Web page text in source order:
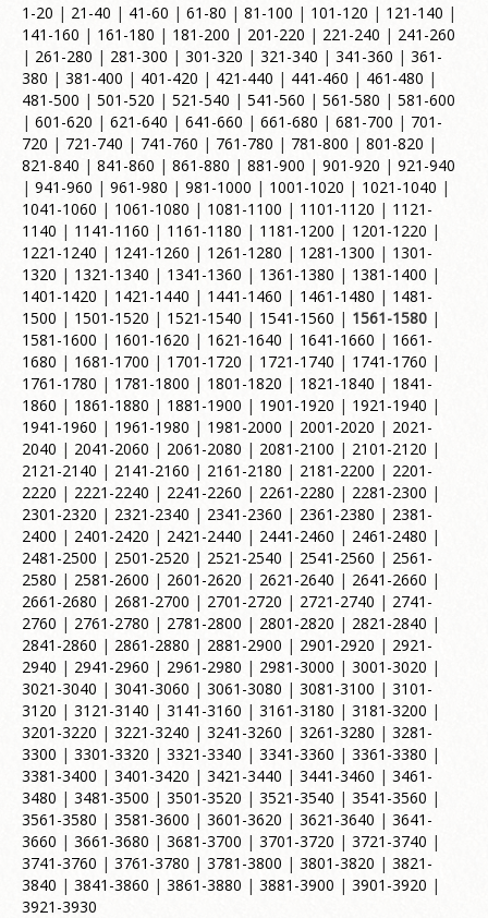
1-20 | 21-40 | 41-60 | 61-80 | 81-100 | 101-120 | 121-140 |
141-160 | 161-180 | 181-200 | 201-220 | 221-240 | 241-260
| 261-280 | 281-300 | 301-320 | 321-340 | 341-360 | 361-
380 | 381-400 | 401-420 | 421-440 | 441-460 | 461-480 |
481-500 | 501-520 | 521-540 | 541-560 | 561-580 | 581-600
| 601-620 | 621-640 | 641-660 | 661-680 | 681-700 | 701-
720 | 721-740 | 741-760 | 761-780 | 781-800 | 801-820 |
821-840 | 841-860 | 861-880 | 881-900 | 901-920 | 921-940
| 941-960 | 961-980 | 981-1000 | 1001-1020 | 1021-1040 |
1041-1060 | 1061-1080 | 1081-1100 | 1101-1120 | 1121-
1140 | 1141-1160 | 1161-1180 | 1181-1200 | 1201-1220 |
1221-1240 | 1241-1260 | 1261-1280 | 1281-1300 | 1301-
1320 | 1321-1340 | 1341-1360 | 1361-1380 | 1381-1400 |
1401-1420 | 1421-1440 | 1441-1460 | 1461-1480 | 1481-
1500 | 1501-1520 | 1521-1540 | 1541-1560 | 1561-1580 |
1581-1600 | 1601-1620 | 1621-1640 | 1641-1660 | 1661-
1680 | 1681-1700 | 1701-1720 | 1721-1740 | 1741-1760 |
1761-1780 | 1781-1800 | 1801-1820 | 1821-1840 | 1841-
1860 | 1861-1880 | 1881-1900 | 1901-1920 | 1921-1940 |
1941-1960 | 1961-1980 | 1981-2000 | 2001-2020 | 2021-
2040 | 2041-2060 | 2061-2080 | 2081-2100 | 2101-2120 |
2121-2140 | 2141-2160 | 2161-2180 | 2181-2200 | 2201-
2220 | 2221-2240 | 2241-2260 | 2261-2280 | 2281-2300 |
2301-2320 | 2321-2340 | 2341-2360 | 2361-2380 | 2381-
2400 | 2401-2420 | 2421-2440 | 2441-2460 | 2461-2480 |
2481-2500 | 2501-2520 | 2521-2540 | 2541-2560 | 2561-
2580 | 2581-2600 | 2601-2620 | 2621-2640 | 2641-2660 |
2661-2680 | 2681-2700 | 2701-2720 | 2721-2740 | 2741-
2760 | 2761-2780 | 2781-2800 | 2801-2820 | 2821-2840 |
2841-2860 | 2861-2880 | 2881-2900 | 2901-2920 | 2921-
2940 | 2941-2960 | 2961-2980 | 2981-3000 | 3001-3020 |
3021-3040 | 3041-3060 | 3061-3080 | 3081-3100 | 3101-
3120 | 3121-3140 | 3141-3160 | 3161-3180 | 3181-3200 |
3201-3220 | 3221-3240 | 3241-3260 | 3261-3280 | 3281-
3300 | 3301-3320 | 3321-3340 | 3341-3360 | 3361-3380 |
3381-3400 | 3401-3420 | 3421-3440 | 3441-3460 | 3461-
3480 | 3481-3500 | 3501-3520 | 3521-3540 | 3541-3560 |
3561-3580 | 3581-3600 | 3601-3620 | 3621-3640 | 3641-
3660 | 3661-3680 | 3681-3700 | 3701-3720 | 3721-3740 |
3741-3760 | 3761-3780 | 3781-3800 | 3801-3820 | 3821-
3840 | 3841-3860 | 3861-3880 | 3881-3900 | 3901-3920 |
3921-3930